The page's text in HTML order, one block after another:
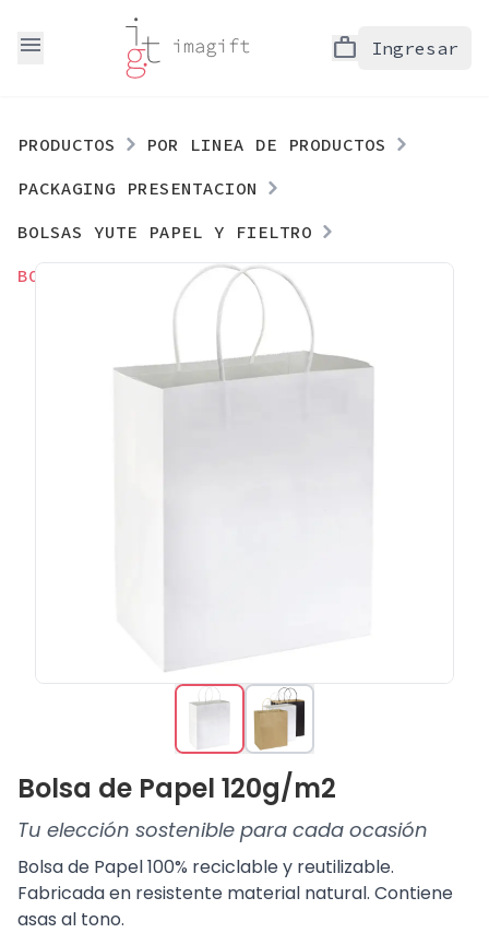
menu work Ingresar
PRODUCTOS
POR LINEA DE PRODUCTOS
PACKAGING PRESENTACION
BOLSAS YUTE PAPEL Y FIELTRO
BOLSA DE PAPEL 120G/M2
Bolsa de Papel 120g/m2
Tu elección sostenible para cada ocasión
Bolsa de Papel 100% reciclable y reutilizable.
Fabricada en resistente material natural. Contiene
asas al tono.